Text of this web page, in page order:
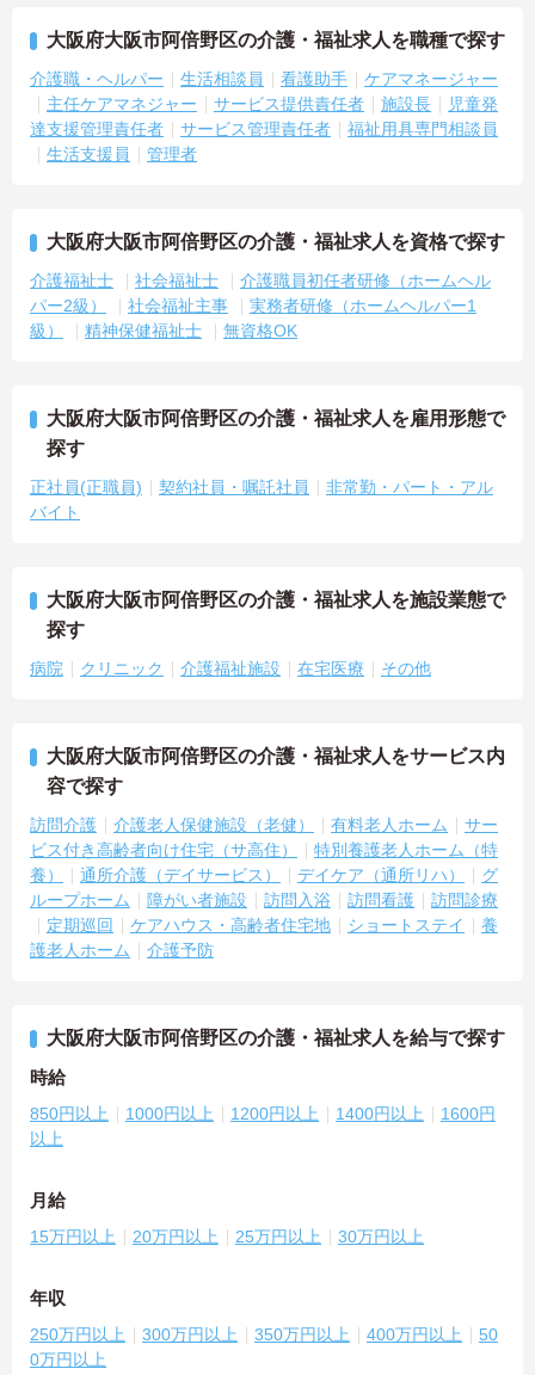
大阪府大阪市阿倍野区の介護・福祉求人を職種で探す
介護職・ヘルパー 生活相談員 看護助手
ケアマネージャー
主任ケアマネジャー
サービス提供責任者 施設長
児童発
達支援管理責任者
サービス管理責任者
福祉用具専門相談員
生活支援員
管理者
大阪府大阪市阿倍野区の介護・福祉求人を資格で探す
介護福祉士 社会福祉士
介護職員初任者研修（ホームヘル
パー2級）
社会福祉主事
実務者研修（ホームヘルパー1
級）
精神保健福祉士 無資格OK
大阪府大阪市阿倍野区の介護・福祉求人を雇用形態で
探す
正社員(正職員) 契約社員・嘱託社員
非常勤・パート・アル
バイト
大阪府大阪市阿倍野区の介護・福祉求人を施設業態で
探す
病院 クリニック 介護福祉施設 在宅医療 その他
大阪府大阪市阿倍野区の介護・福祉求人をサービス内
容で探す
訪問介護 介護老人保健施設（老健） 有料老人ホーム
サー
ビス付き高齢者向け住宅（サ高住）
特別養護老人ホーム（特
養）
通所介護（デイサービス） デイケア（通所リハ）
グ
ループホーム
障がい者施設 訪問入浴 訪問看護
訪問診療
定期巡回
ケアハウス・高齢者住宅地 ショートステイ
養
護老人ホーム
介護予防
大阪府大阪市阿倍野区の介護・福祉求人を給与で探す
時給
850円以上 1000円以上 1200円以上 1400円以上
1600円
以上
月給
15万円以上 20万円以上 25万円以上 30万円以上
年収
250万円以上 300万円以上 350万円以上 400万円以上
50
0万円以上